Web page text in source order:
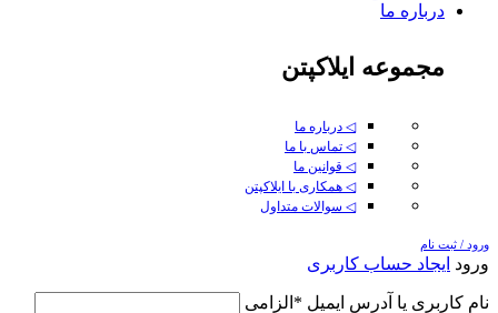
درباره ما
مجموعه ایلاکپتن
◁ درباره ما
◁ تماس با ما
◁ قوانین ما
◁ همکاری با ایلاکپتن
◁ سوالات متداول
ورود / ثبت نام
ورود ایجاد حساب کاربری
نام کاربری یا آدرس ایمیل * الزامی